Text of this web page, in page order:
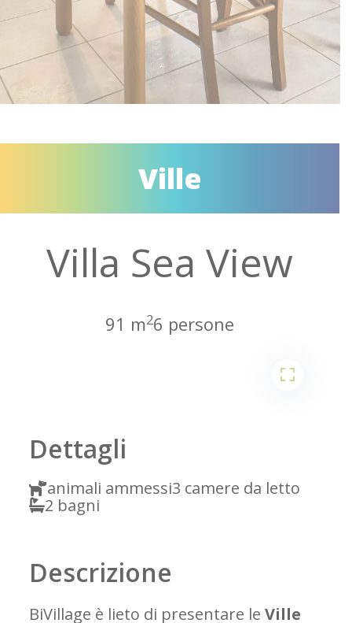
Ville
Villa Sea View
91 m26 persone
Dettagli
animali ammessi3 camere da letto
2 bagni
Descrizione
BiVillage è lieto di presentare le Ville